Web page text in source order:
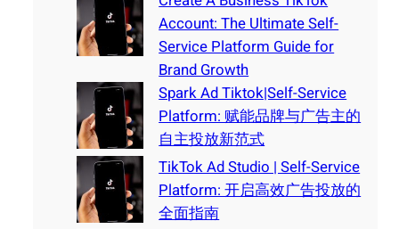
Account: The Ultimate Self-
Service Platform Guide for
Brand Growth
Spark Ad Tiktok|Self-Service
Platform: 赋能品牌与广告主的
自主投放新范式
TikTok Ad Studio | Self-Service
Platform: 开启高效广告投放的
全面指南